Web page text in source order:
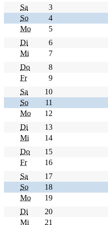
Sa
3
So
4
Mo
5
Di
6
Mi
7
Do
8
Fr
9
Sa
10
So
11
Mo
12
Di
13
Mi
14
Do
15
Fr
16
Sa
17
So
18
Mo
19
Di
20
Mi
21